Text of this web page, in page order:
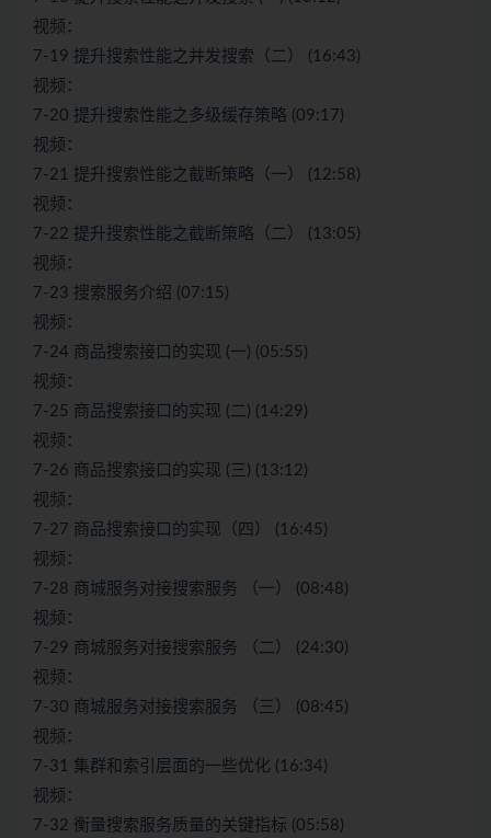
视频：
7-19 提升搜索性能之并发搜索（二） (16:43)
视频：
7-20 提升搜索性能之多级缓存策略 (09:17)
视频：
7-21 提升搜索性能之截断策略（一） (12:58)
视频：
7-22 提升搜索性能之截断策略（二） (13:05)
视频：
7-23 搜索服务介绍 (07:15)
视频：
7-24 商品搜索接口的实现 (一) (05:55)
视频：
7-25 商品搜索接口的实现 (二) (14:29)
视频：
7-26 商品搜索接口的实现 (三) (13:12)
视频：
7-27 商品搜索接口的实现（四） (16:45)
视频：
7-28 商城服务对接搜索服务 （一） (08:48)
视频：
7-29 商城服务对接搜索服务 （二） (24:30)
视频：
7-30 商城服务对接搜索服务 （三） (08:45)
视频：
7-31 集群和索引层面的一些优化 (16:34)
视频：
7-32 衡量搜索服务质量的关键指标 (05:58)